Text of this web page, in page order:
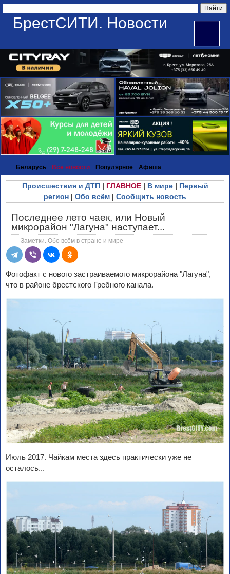
БрестСИТИ. Новости
Беларусь Все новости Популярное Афиша
Происшествия и ДТП| ГЛАВНОЕ| В мире| Первый
регион | Обо всём | Сообщить новость
Последнее лето чаек, или Новый
микрорайон "Лагуна" наступает...
Заметки. Обо всём в стране и мире
Фотофакт с нового застраиваемого микрорайона "Лагуна",
что в районе брестского Гребного канала.
Июль 2017. Чайкам места здесь практически уже не
осталось...